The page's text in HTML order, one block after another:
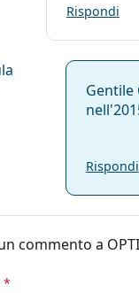
Rispondi
Gentile
Rispondi
commento a
*